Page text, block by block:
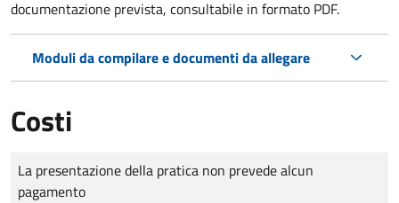
documentazione prevista, consultabile in formato PDF.
Moduli da compilare e documenti da allegare
Costi
Tipo di pagamento
Importo
La presentazione della pratica non prevede alcun
pagamento